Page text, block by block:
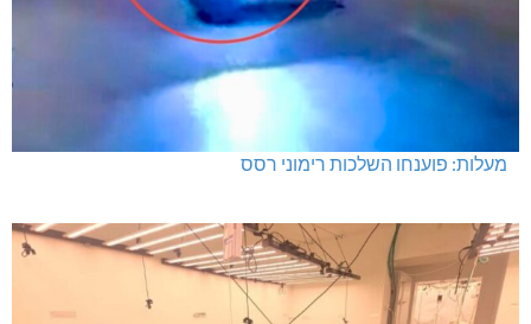
מעלות: פוענחו השלכות רימוני רסס